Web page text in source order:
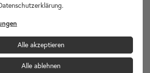
für Waschbecken Unikate!
.
Alle akzeptieren
Alle ablehnen